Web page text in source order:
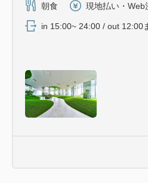
朝食 現地払い・Web
in 15:00~ 24:00 / out 12:00